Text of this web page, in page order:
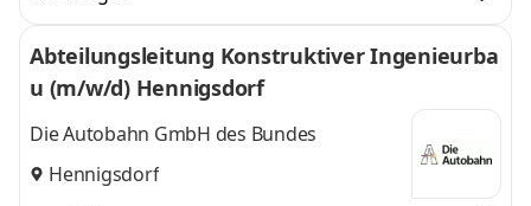
Abteilungsleitung Konstruktiver Ingenieurba
u (m/w/d) Hennigsdorf
Die Autobahn GmbH des Bundes
Hennigsdorf